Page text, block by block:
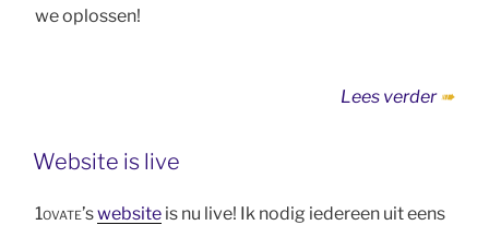
we oplossen!
Lees verder“Werk
Website is live
1ovate’swebsite is nu live! Ik nodig iedereen uit eens